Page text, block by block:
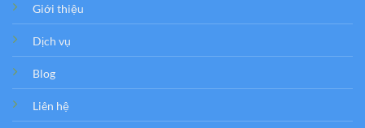
Giới thiệu
Dịch vụ
Blog
Liên hệ